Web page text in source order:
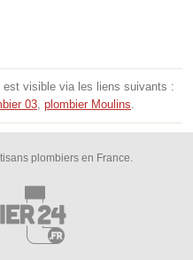
visible via les liens suivants :
03, plombier Moulins.
plombiers en France.